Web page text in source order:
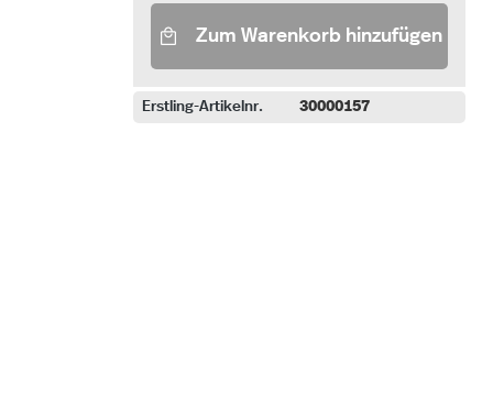
Zum Warenkorb hinzufügen
Erstling-Artikelnr. 30000157